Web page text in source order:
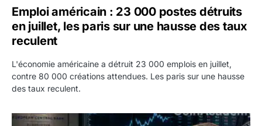
Emploi américain : 23 000 postes détruits
en juillet, les paris sur une hausse des taux
reculent
L'économie américaine a détruit 23 000 emplois en juillet,
contre 80 000 créations attendues. Les paris sur une hausse
des taux reculent.
Yen : Washington a vendu des euros sans prévenir la